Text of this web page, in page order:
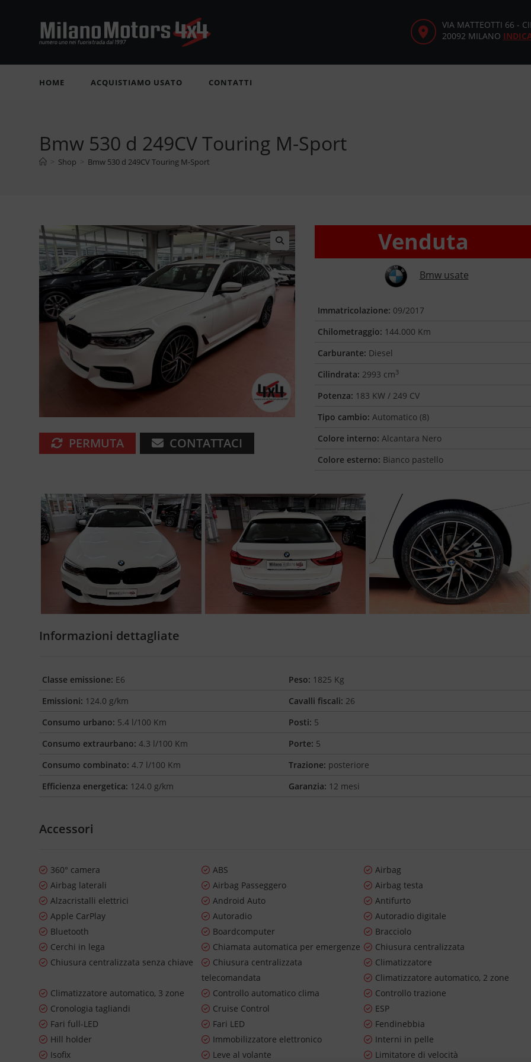
VIA MATTEOTTI 66 -
20092 MILANO
HOME ACQUISTIAMO USATO CONTATTI
Bmw 530 d 249CV Touring M-Sport
> Shop > Bmw 530 d 249CV Touring M-Sport
🔍
PERMUTA CONTATTACI
Venduta
Bmw usate
Immatricolazione: 09/2017
Chilometraggio: 144.000 Km
Carburante: Diesel
Cilindrata: 2993 cm3
Potenza: 183 KW / 249 CV
Tipo cambio: Automatico (8)
Colore interno: Alcantara Nero
Colore esterno: Bianco pastello
Informazioni dettagliate
Classe emissione: E6
Emissioni: 124.0 g/km
Consumo urbano: 5.4 l/100 Km
Consumo extraurbano: 4.3 l/100 Km
Consumo combinato: 4.7 l/100 Km
Efficienza energetica: 124.0 g/km
Peso: 1825 Kg
Cavalli fiscali: 26
Posti: 5
Porte: 5
Trazione: posteriore
Garanzia: 12 mesi
Accessori
360° camera ABS
Airbag
Airbag laterali
Airbag Passeggero
Airbag testa
Alzacristalli elettrici
Android Auto
Antifurto
Apple CarPlay
Autoradio
Autoradio digitale
Bluetooth
Boardcomputer
Bracciolo
Cerchi in lega
Chiamata automatica per emergenze
Chiusura centralizzata
Chiusura centralizzata senza chiave
Chiusura centralizzata
telecomandata
Climatizzatore
Climatizzatore automatico, 2 zone
Climatizzatore automatico, 3 zone
Controllo automatico clima
Controllo trazione
Cronologia tagliandi
Cruise Control
ESP
Fari full-LED
Fari LED
Fendinebbia
Hill holder
Immobilizzatore elettronico
Interni in pelle
Isofix
Leve al volante
Limitatore di velocità